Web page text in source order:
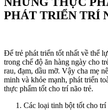
PHÁT TRIỂN TRÍ
Để trẻ phát triển tốt nhất về thể
trong chế độ ăn hàng ngày cho
rau, đạm, dầu mỡ. Vậy cha mẹ
minh và khỏe mạnh, phát triển
thực phẩm tốt cho trí não trẻ.
Các loại tinh bột tốt cho trí